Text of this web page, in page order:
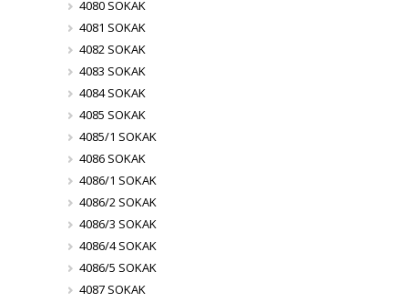
4080 SOKAK
4081 SOKAK
4082 SOKAK
4083 SOKAK
4084 SOKAK
4085 SOKAK
4085/1 SOKAK
4086 SOKAK
4086/1 SOKAK
4086/2 SOKAK
4086/3 SOKAK
4086/4 SOKAK
4086/5 SOKAK
4087 SOKAK